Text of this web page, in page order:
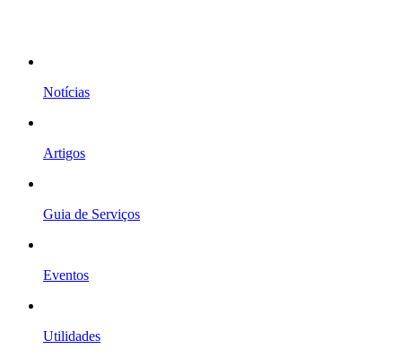
Notícias
Artigos
Guia de Serviços
Eventos
Utilidades